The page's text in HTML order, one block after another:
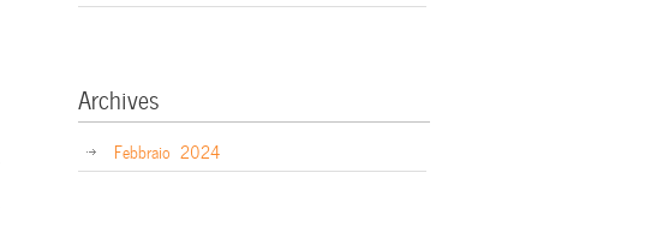
Archives
Febbraio 2024